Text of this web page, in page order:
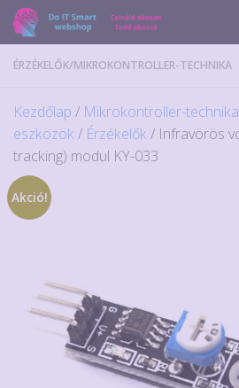
Skip to content
ÉRZÉKELŐK/MIKROKONTROLLER-TECHNIKA
Kezdőlap / Mikrokontroller-technika
eszközök / Érzékelők / Infravörös
tracking) modul KY-033
Akció!